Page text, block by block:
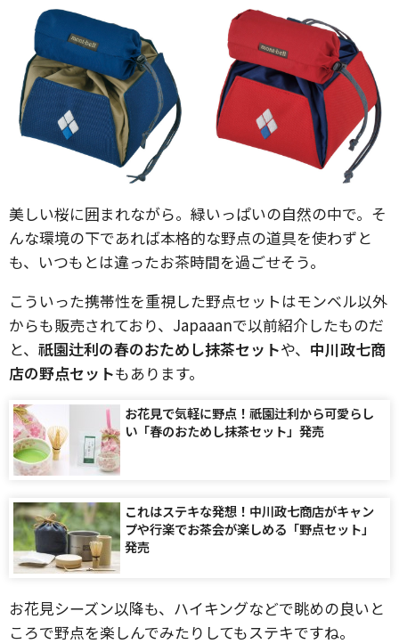
美しい桜に囲まれながら。緑いっぱいの自然の中で。そ
んな環境の下であれば本格的な野点の道具を使わずと
も、いつもとは違ったお茶時間を過ごせそう。
こういった携帯性を重視した野点セットはモンベル以外
からも販売されており、Japaaanで以前紹介したものだ
と、 祇園辻利の春のおためし抹茶セットや、 中川政七商
店の野点セットもあります。
お花見で気軽に野点！祇園辻利から可愛らし
い「春のおためし抹茶セット」発売
これはステキな発想！中川政七商店がキャン
プや行楽でお茶会が楽しめる「野点セット」
発売
お花見シーズン以降も、ハイキングなどで眺めの良いと
ころで野点を楽しんでみたりしてもステキですね。